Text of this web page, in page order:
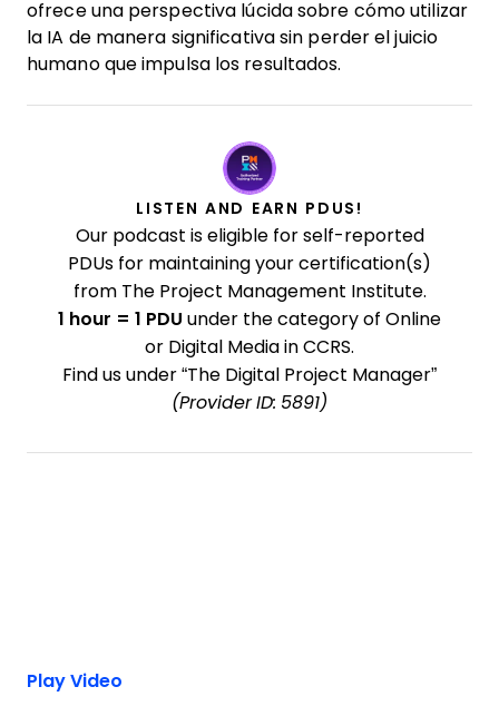
ofrece una perspectiva lúcida sobre cómo utilizar
la IA de manera significativa sin perder el juicio
humano que impulsa los resultados.
LISTEN AND EARN PDUS!
Our podcast is eligible for self-reported
PDUs for maintaining your certification(s)
from The Project Management Institute.
1 hour = 1 PDU under the category of Online
or Digital Media in CCRS.
Find us under “The Digital Project Manager”
(Provider ID: 5891)
Play Video